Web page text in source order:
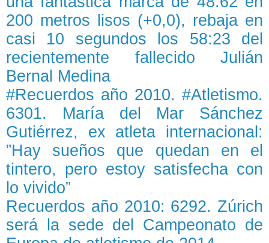
200 metros lisos (+0,0), rebaja en
casi 10 segundos los 58:23 del
recientemente fallecido Julián
Bernal Medina
#Recuerdos año 2010. #Atletismo.
6301. María del Mar Sánchez
Gutiérrez, ex atleta internacional:
”Hay sueños que quedan en el
tintero, pero estoy satisfecha con
lo vivido”
Recuerdos año 2010: 6292. Zúrich
será la sede del Campeonato de